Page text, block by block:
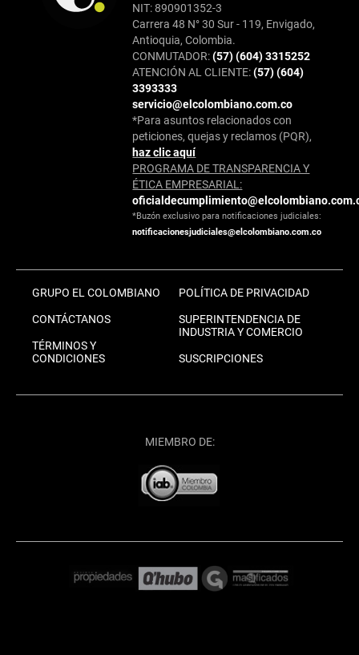
NIT: 890901352-3
Carrera 48 N° 30 Sur - 119, Envigado,
Antioquia, Colombia.
CONMUTADOR:(57) (604) 3315252
ATENCIÓN AL CLIENTE:(57) (604)
3393333
servicio@elcolombiano.com.co
*Para asuntos relacionados con
peticiones, quejas y reclamos (PQR),
haz clic aquí
PROGRAMA DE TRANSPARENCIA Y
ÉTICA EMPRESARIAL:
*Buzón exclusivo para notificaciones judiciales:
notificacionesjudiciales@elcolombiano.com.co
GRUPO EL COLOMBIANO
CONTÁCTANOS
TÉRMINOS Y
CONDICIONES
POLÍTICA DE PRIVACIDAD
SUPERINTENDENCIA DE
INDUSTRIA Y COMERCIO
SUSCRIPCIONES
MIEMBRO DE: